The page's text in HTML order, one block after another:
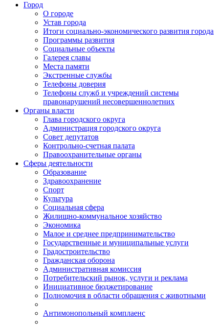
Город
О городе
Устав города
Итоги социально-экономического развития города
Программы развития
Социальные объекты
Галерея славы
Места памяти
Экстренные службы
Телефоны доверия
Телефоны служб и учреждений системы
правонарушений несовершеннолетних
Органы власти
Глава городского округа
Администрация городcкого округа
Совет депутатов
Контрольно-счетная палата
Правоохранительные органы
Сферы деятельности
Образование
Здравоохранение
Спорт
Культура
Социальная сфера
Жилищно-коммунальное хозяйство
Экономика
Малое и среднее предпринимательство
Государственные и муниципальные услуги
Градостроительство
Гражданская оборона
Административная комиссия
Потребительский рынок, услуги и реклама
Инициативное бюджетирование
Полномочия в области обращения с животными
Антимонопольный комплаенс